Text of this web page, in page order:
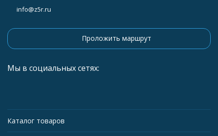
info@z5r.ru
Проложить маршрут
Мы в социальных сетях:
Каталог товаров